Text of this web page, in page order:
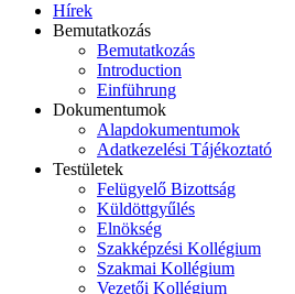
Hírek
Bemutatkozás
Bemutatkozás
Introduction
Einführung
Dokumentumok
Alapdokumentumok
Adatkezelési Tájékoztató
Testületek
Felügyelő Bizottság
Küldöttgyűlés
Elnökség
Szakképzési Kollégium
Szakmai Kollégium
Vezetői Kollégium